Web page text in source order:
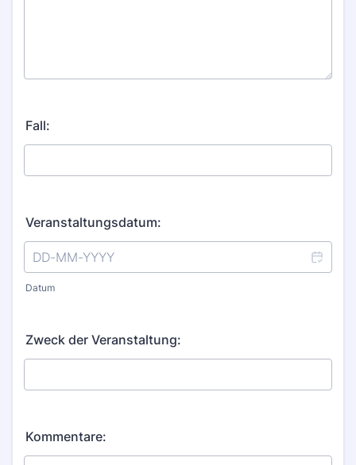
Fall:
Veranstaltungsdatum:
Datum
Zweck der Veranstaltung:
Kommentare: